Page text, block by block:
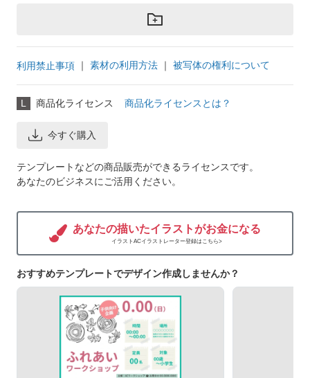
利用禁止事項 ｜ 素材の利用方法 ｜ 被写体の権利について
L 商品化ライセンス 商品化ライセンスとは？
今すぐ購入
テンプレートなどの商品販売ができるライセンスです。
あなたのビジネスにご活用ください。
あなたの描いたイラストがお金になる
イラストACイラストレーター登録はこちら>
おすすめテンプレートでデザイン作成しませんか？